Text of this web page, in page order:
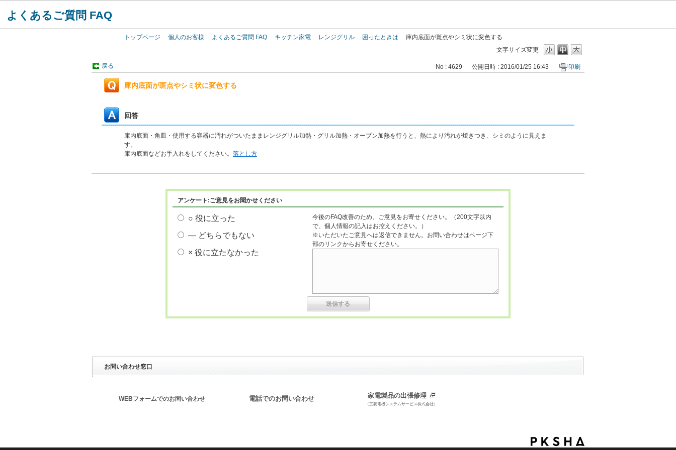
よくあるご質問 FAQ
トップページ 個人のお客様 よくあるご質問 FAQ キッチン家電 レンジグリル 困ったときは
庫内底面が斑点やシミ状に変色する
文字サイズ変更
戻る No : 4629 公開日時 : 2016/01/25 16:43 印刷
庫内底面が斑点やシミ状に変色する
回答
庫内底面・角皿・使用する容器に汚れがついたままレンジグリル加熱・グリル加熱・オーブン加熱を行うと、熱により汚れが焼きつき、シミのように見えま
す。
庫内底面などお手入れをしてください。 落とし方
アンケート:ご意見をお聞かせください
○ 役に立った
― どちらでもない
× 役に立たなかった
今後のFAQ改善のため、ご意見をお寄せください。（200文字以内
で、個人情報の記入はお控えください。）
※いただいたご意見へは返信できません。お問い合わせはページ下
部のリンクからお寄せください。
お問い合わせ窓口
WEBフォームでのお問い合わせ 電話でのお問い合わせ 家電製品の出張修理
（三菱電機システムサービス株式会社）